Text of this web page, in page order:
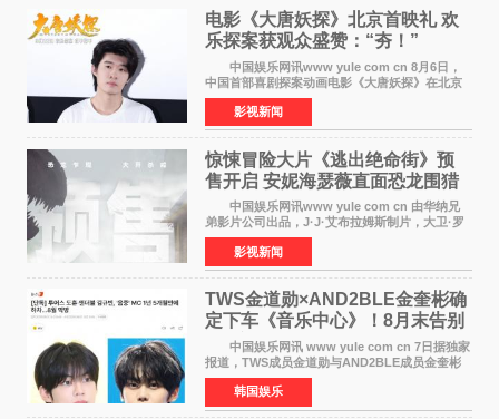
电影《大唐妖探》北京首映礼 欢
乐探案获观众盛赞：“夯！”
中国娱乐网讯www yule com cn 8月6日，
中国首部喜剧探案动画电影《大唐妖探》在北京
举办电影首映礼。导演程腾、联合导演黄珉、总
制片人曹紫建、制片人李莹莹，配音导演张喆，
对白指导程寅，领
影视新闻
惊悚冒险大片《逃出绝命街》预
售开启 安妮海瑟薇直面恐龙围猎
中国娱乐网讯www yule com cn 由华纳兄
弟影片公司出品，J·J·艾布拉姆斯制片，大卫·罗
伯特·米切尔执导，好莱坞巨星安妮·海瑟薇和伊万
·麦克格雷格领衔主演的2026暑期惊悚冒险大片
《逃出绝
影视新闻
TWS金道勋×AND2BLE金奎彬确
定下车《音乐中心》！8月末告别
MC席位
中国娱乐网讯 www yule com cn 7日据独家
报道，TWS成员金道勋与AND2BLE成员金奎彬
将于8月离开《音乐中心》MC的位置。 金道
勋与金奎彬于去年3月与H2H A-NA一起被选为
《音乐中心》MC，约1
韩国娱乐